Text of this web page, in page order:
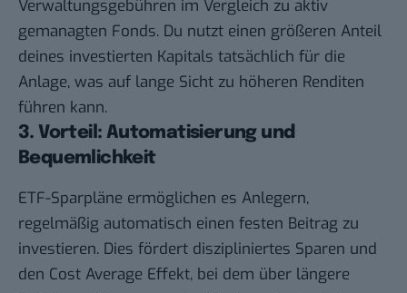
Verwaltungsgebühren im Vergleich zu aktiv
gemanagten Fonds. Du nutzt einen größeren Anteil
deines investierten Kapitals tatsächlich für die
Anlage, was auf lange Sicht zu höheren Renditen
führen kann.
3. Vorteil: Automatisierung und
Bequemlichkeit
ETF-Sparpläne ermöglichen es Anlegern,
regelmäßig automatisch einen festen Beitrag zu
investieren. Dies fördert diszipliniertes Sparen und
den Cost Average Effekt, bei dem über längere